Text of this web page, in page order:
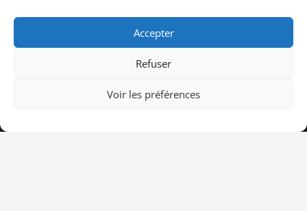
Accepter
Refuser
Voir les préférences
CPTS